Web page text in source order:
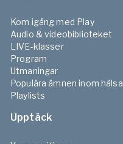
Kom igång med Play
Audio & videobiblioteket
LIVE-klasser
Program
Utmaningar
Populära ämnen inom hälsa
Playlists
Upptäck